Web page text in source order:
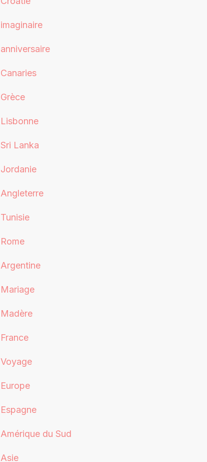
imaginaire
anniversaire
Canaries
Grèce
Lisbonne
Sri Lanka
Jordanie
Angleterre
Tunisie
Rome
Argentine
Mariage
Madère
France
Voyage
Europe
Espagne
Amérique du Sud
Asie